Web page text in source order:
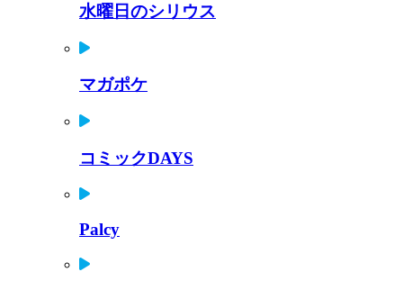
水曜日のシリウス
マガポケ
コミックDAYS
Palcy